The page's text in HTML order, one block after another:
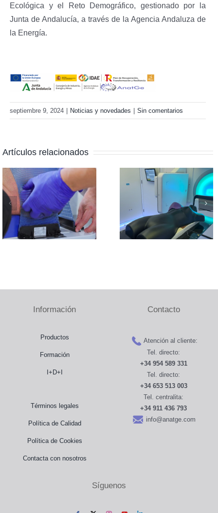
Ecológica y el Reto Demográfico, gestionado por la
Junta de Andalucía, a través de la Agencia Andaluza de
la Energía.
septiembre 9, 2024 | Noticias y novedades | Sin comentarios
Artículos relacionados
Información
Productos
Formación
I+D+I
Términos legales
Política de Calidad
Política de Cookies
Contacta con nosotros
Contacto
Atención al cliente:
Tel. directo:
+34 954 589 331
Tel. directo:
+34 653 513 003
Tel. centralita:
+34 911 436 793
info@anatge.com
Síguenos